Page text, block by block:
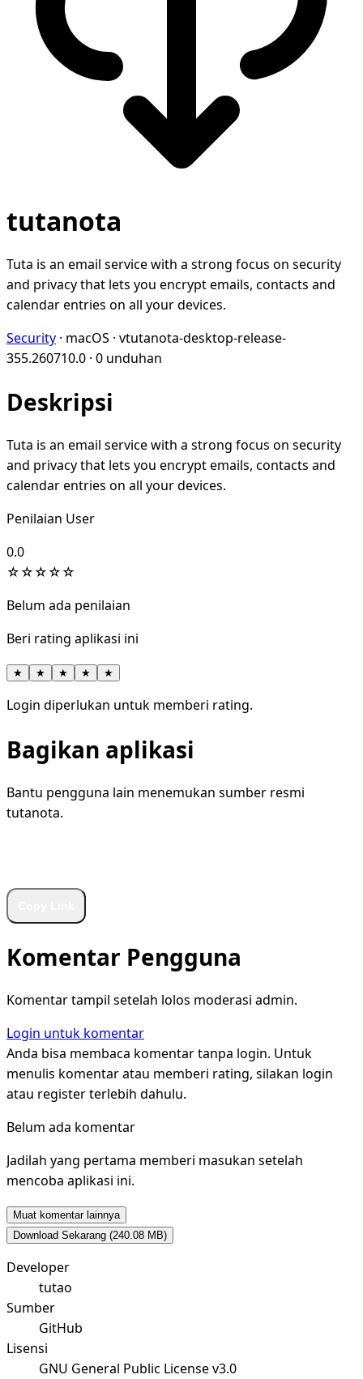
tutanota
Tuta is an email service with a strong focus on security
and privacy that lets you encrypt emails, contacts and
calendar entries on all your devices.
Security · macOS · vtutanota-desktop-release-
355.260710.0 · 0 unduhan
Deskripsi
Tuta is an email service with a strong focus on security
and privacy that lets you encrypt emails, contacts and
calendar entries on all your devices.
Penilaian User
0.0
☆☆☆☆☆
Belum ada penilaian
Beri rating aplikasi ini
★ ★ ★ ★ ★
Login diperlukan untuk memberi rating.
Bagikan aplikasi
Bantu pengguna lain menemukan sumber resmi
tutanota.
Komentar Pengguna
Komentar tampil setelah lolos moderasi admin.
Login untuk komentar
Anda bisa membaca komentar tanpa login. Untuk
menulis komentar atau memberi rating, silakan login
atau register terlebih dahulu.
Belum ada komentar
Jadilah yang pertama memberi masukan setelah
mencoba aplikasi ini.
Muat komentar lainnya
Download Sekarang (240.08 MB)
Developer
tutao
Sumber
GitHub
Lisensi
GNU General Public License v3.0